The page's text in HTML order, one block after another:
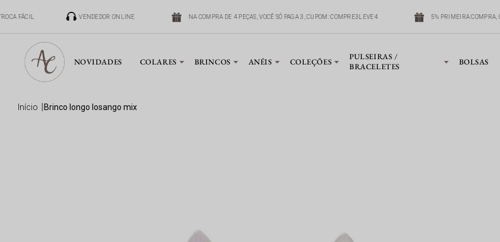
FÁCIL VENDEDOR ONLINE NA COMPRA DE 4 PEÇAS, VOCÊ SÓ PAGA 3, CUPOM: COMPRE3LEVE4 5% PRIMEIRA COMPRA,
NOVIDADES COLARES BRINCOS ANÉIS COLEÇÕES
PULSEIRAS /
BRACELETES
BOLSAS
início brinco longo losango mix